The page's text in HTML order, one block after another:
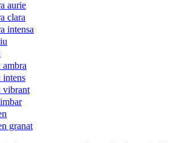
aurie
clara
intensa
vibrant
granat